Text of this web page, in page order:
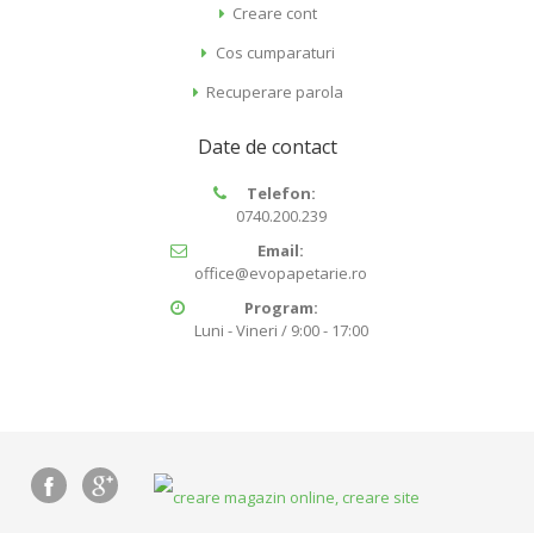
Creare cont
Cos cumparaturi
Recuperare parola
Date de contact
Telefon:
0740.200.239
Email:
office@evopapetarie.ro
Program:
Luni - Vineri / 9:00 - 17:00